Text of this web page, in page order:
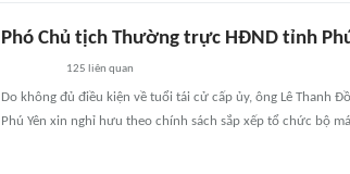
Phó Chủ tịch Thường trực HĐND tỉnh
125 liên quan
Do không đủ điều kiện về tuổi tái cử cấp ủy, ông Lê Thanh
Phú Yên xin nghỉ hưu theo chính sách sắp xếp tổ chức bộ